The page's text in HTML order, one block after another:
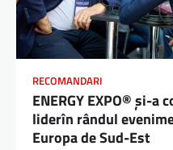
RECOMANDARI
ENERGY EXPO® și-
liderîn rândul
Europa de Sud-Est